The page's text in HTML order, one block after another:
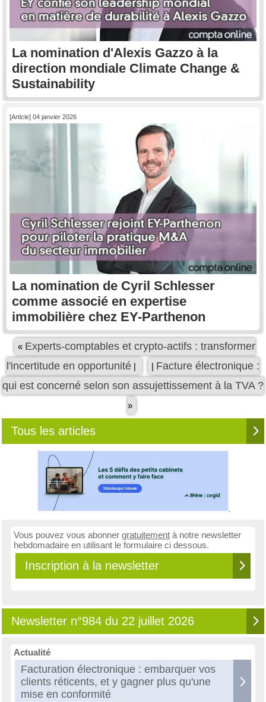
La nomination d'Alexis Gazzo à la
direction mondiale Climate Change &
Sustainability
[Article] 04 janvier 2026
La nomination de Cyril Schlesser
comme associé en expertise
immobilière chez EY-Parthenon
« Experts-comptables et crypto-actifs : transformer
l'incertitude en opportunité | | Facture électronique :
qui est concerné selon son assujettissement à la TVA ?
»
Tous les articles
Vous pouvez vous abonner gratuitement à notre newsletter
hebdomadaire en utilisant le formulaire ci dessous.
Inscription à la newsletter
Newsletter n°984 du 22 juillet 2026
Actualité
Facturation électronique : embarquer vos
clients réticents, et y gagner plus qu'une
mise en conformité